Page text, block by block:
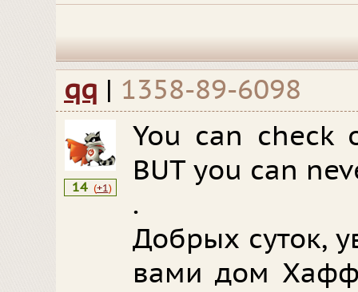
qq | 1358-89-6098
14 (+1)
You can check
BUT you can
.
Добрых суток,
вами дом